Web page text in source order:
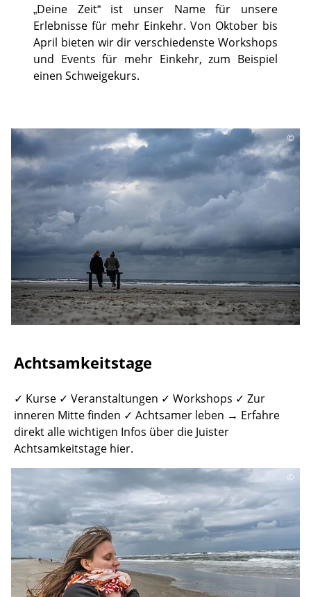
„Deine Zeit“ ist unser Name für unsere
Erlebnisse für mehr Einkehr. Von Oktober bis
April bieten wir dir verschiedenste Workshops
und Events für mehr Einkehr, zum Beispiel
einen Schweigekurs.
©
Achtsamkeitstage
✓ Kurse ✓ Veranstaltungen ✓ Workshops ✓ Zur
inneren Mitte finden ✓ Achtsamer leben → Erfahre
direkt alle wichtigen Infos über die Juister
Achtsamkeitstage hier.
©